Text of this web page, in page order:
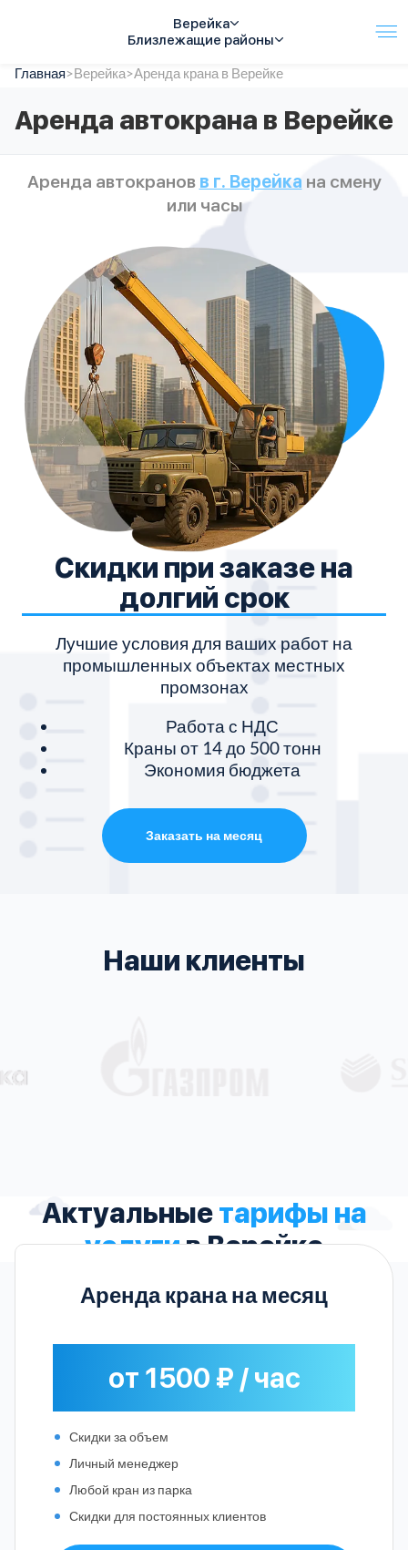
Верейка
Близлежащие районы
Услуги
Автопарк
Тарифы
О компании
Отзывы
Главная>Верейка>Аренда крана в Верейке
Аренда автокрана в Верейке
Аренда автокранов в г. Верейка на смену
или часы
Скидки при заказе на
долгий срок
Лучшие условия для ваших работ на
промышленных объектах местных
промзонах
Работа с НДС
Краны от 14 до 500 тонн
Экономия бюджета
Заказать на месяц
Наши клиенты
Актуальныетарифы на
услугив Верейке
Аренда крана на месяц
от 1500 ₽ / час
Скидки за объем
Личный менеджер
Любой кран из парка
Скидки для постоянных клиентов